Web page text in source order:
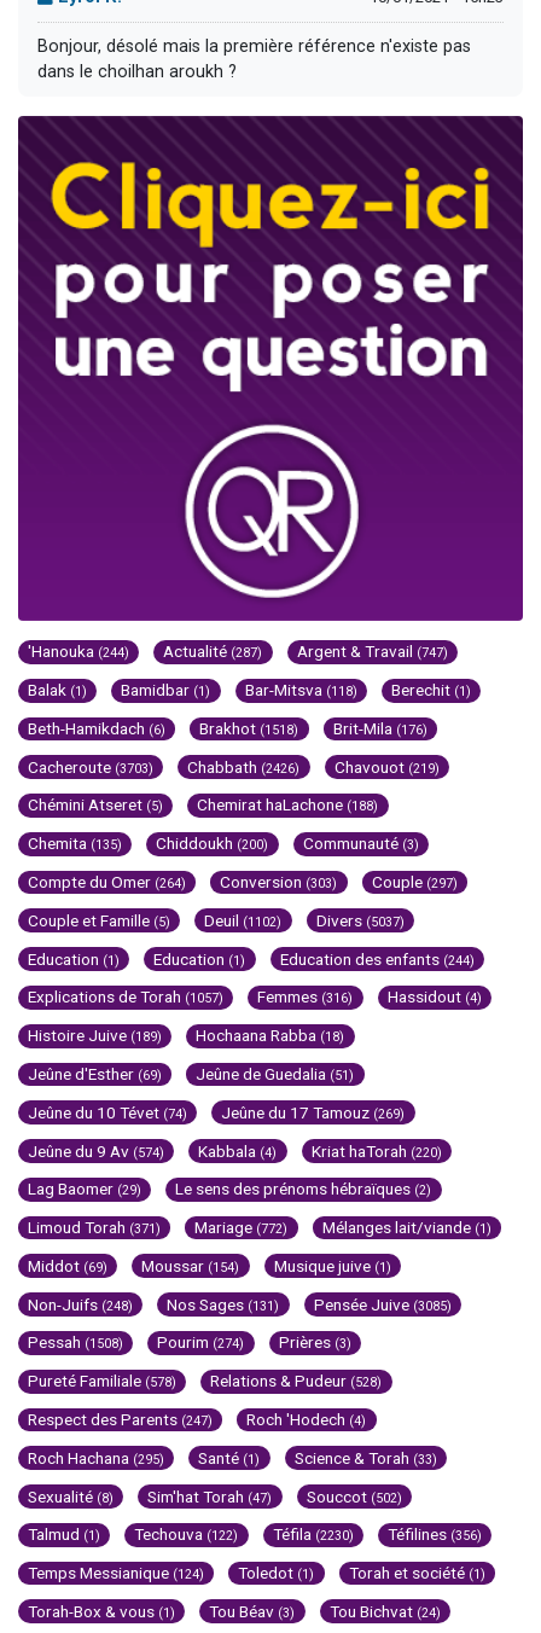
Bonjour, désolé mais la première référence n'existe pas
dans le choilhan aroukh ?
'Hanouka (244) Actualité (287) Argent & Travail (747)
Balak (1) Bamidbar (1) Bar-Mitsva (118) Berechit (1)
Beth-Hamikdach (6) Brakhot (1518) Brit-Mila (176)
Cacheroute (3703) Chabbath (2426) Chavouot (219)
Chémini Atseret (5) Chemirat haLachone (188)
Chemita (135) Chiddoukh (200) Communauté (3)
Compte du Omer (264) Conversion (303) Couple (297)
Couple et Famille (5) Deuil (1102) Divers (5037)
Education (1) Education (1) Education des enfants (244)
Explications de Torah (1057) Femmes (316) Hassidout (4)
Histoire Juive (189) Hochaana Rabba (18)
Jeûne d'Esther (69) Jeûne de Guedalia (51)
Jeûne du 10 Tévet (74) Jeûne du 17 Tamouz (269)
Jeûne du 9 Av (574) Kabbala (4) Kriat haTorah (220)
Lag Baomer (29) Le sens des prénoms hébraïques (2)
Limoud Torah (371) Mariage (772) Mélanges lait/viande (1)
Middot (69) Moussar (154) Musique juive (1)
Non-Juifs (248) Nos Sages (131) Pensée Juive (3085)
Pessah (1508) Pourim (274) Prières (3)
Pureté Familiale (578) Relations & Pudeur (528)
Respect des Parents (247) Roch 'Hodech (4)
Roch Hachana (295) Santé (1) Science & Torah (33)
Sexualité (8) Sim'hat Torah (47) Souccot (502)
Talmud (1) Techouva (122) Téfila (2230) Téfilines (356)
Temps Messianique (124) Toledot (1) Torah et société (1)
Torah-Box & vous (1) Tou Béav (3) Tou Bichvat (24)